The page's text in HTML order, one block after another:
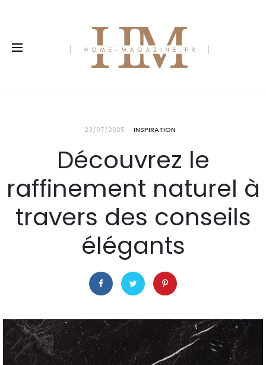
23/07/2025 INSPIRATION
Découvrez le
raffinement naturel à
travers des conseils
élégants